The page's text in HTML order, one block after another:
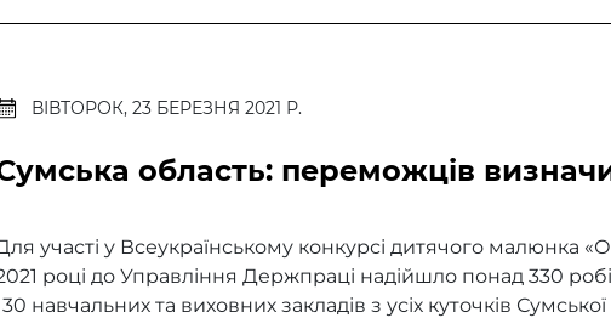
ВІВТОРОК, 23 БЕРЕЗНЯ 2021 Р.
область: переможців
участі у Всеукраїнському конкурсі дитячого малюнка
році до Управління Держпраці надійшло понад 330
навчальних та виховних закладів з усіх куточків Сумської